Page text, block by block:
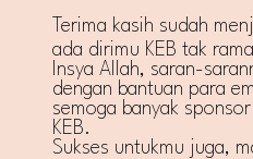
Terima kasih sudah
ada dirimu KEB tak
Insya Allah, saran-
dengan bantuan para
semoga banyak
KEB.
Sukses untukmu juga,